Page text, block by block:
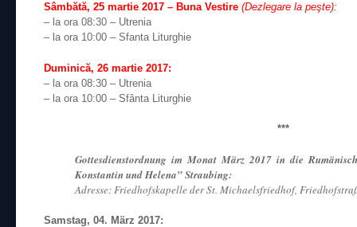
Sâmbătă, 25 martie 2017 – Buna Vestire (Dezlegare la peşte):
– la ora 08:30 – Utrenia
– la ora 10:00 – Sfanta Liturghie
Duminică, 26 martie 2017:
– la ora 08:30 – Utrenia
– la ora 10:00 – Sfânta Liturghie
***
Gottesdienstordnung im Monat März 2017 in die
Konstantin und Helena” Straubing:
Adresse: Friedhofskapelle der St. Michaelsfriedhof,
Samstag, 04. März 2017: